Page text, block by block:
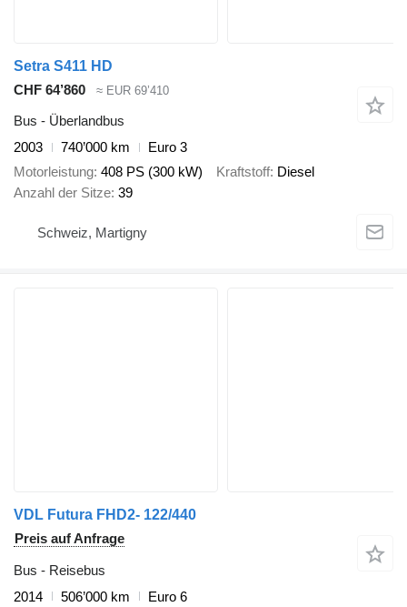
Setra S411 HD
CHF 64’860
≈ EUR 69’410
Bus - Überlandbus
2003
740’000 km
Euro 3
Motorleistung 408 PS (300 kW) Kraftstoff Diesel
Anzahl der Sitze 39
Schweiz, Martigny
VDL Futura FHD2- 122/440
Preis auf Anfrage
Bus - Reisebus
2014
506’000 km
Euro 6